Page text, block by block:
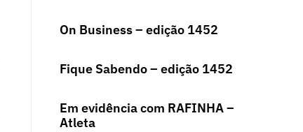
On Business – edição 1452
Fique Sabendo – edição 1452
Em evidência com RAFINHA –
Atleta